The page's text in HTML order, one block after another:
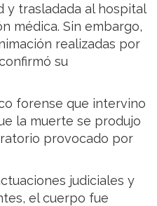
y trasladada al hospital
médica. Sin embargo,
realizadas por
su
forense que intervino
la muerte se produjo
provocado por
judiciales y
el cuerpo fue